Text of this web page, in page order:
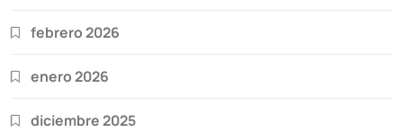
febrero 2026
enero 2026
diciembre 2025